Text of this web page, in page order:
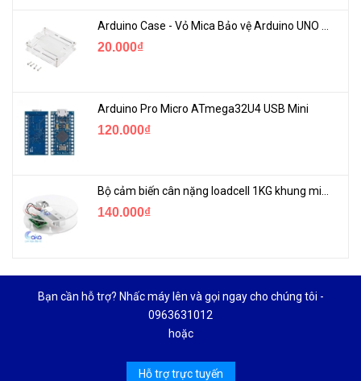
20.000₫
Arduino Pro Micro ATmega32U4 USB Mini
120.000₫
Bộ cảm biến cân nặng loadcell 1KG khung mica
140.000₫
Bạn cần hỗ trợ? Nhấc máy lên và gọi ngay cho chúng tôi -
0963631012
hoặc
Hỗ trợ trực tuyến